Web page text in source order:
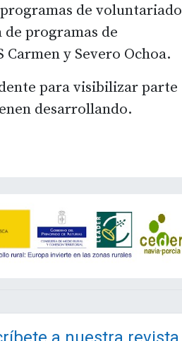
de voluntariado
de programas de
y Severo Ochoa.
para visibilizar parte
desarrollando.